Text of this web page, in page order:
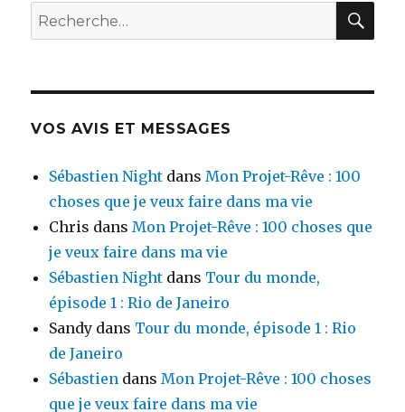
2
:
Balneário
Brésil)
Recherche
pour
VOS AVIS ET MESSAGES
Sébastien Night dans Mon Projet-Rêve : 100
choses que je veux faire dans ma vie
Chris dans Mon Projet-Rêve : 100 choses que
je veux faire dans ma vie
Sébastien Night dans Tour du monde,
épisode 1 : Rio de Janeiro
Sandy dans Tour du monde, épisode 1 : Rio
de Janeiro
Sébastien dans Mon Projet-Rêve : 100 choses
que je veux faire dans ma vie